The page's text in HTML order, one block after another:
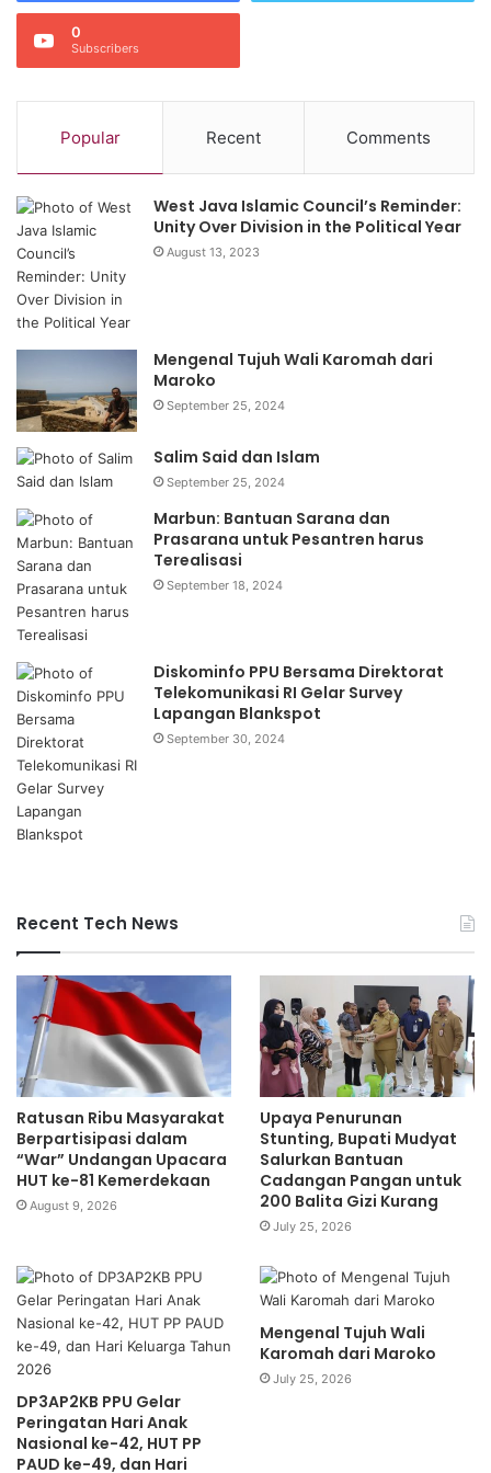
0
Subscribers
Popular Recent Comments
West Java Islamic Council’s Reminder:
Unity Over Division in the Political Year
August 13, 2023
Mengenal Tujuh Wali Karomah dari
Maroko
September 25, 2024
Salim Said dan Islam
September 25, 2024
Marbun: Bantuan Sarana dan
Prasarana untuk Pesantren harus
Terealisasi
September 18, 2024
Diskominfo PPU Bersama Direktorat
Telekomunikasi RI Gelar Survey
Lapangan Blankspot
September 30, 2024
Recent Tech News
Ratusan Ribu Masyarakat
Berpartisipasi dalam
“War” Undangan Upacara
HUT ke-81 Kemerdekaan
August 9, 2026
Upaya Penurunan
Stunting, Bupati Mudyat
Salurkan Bantuan
Cadangan Pangan untuk
200 Balita Gizi Kurang
July 25, 2026
DP3AP2KB PPU Gelar
Peringatan Hari Anak
Nasional ke-42, HUT PP
PAUD ke-49, dan Hari
Mengenal Tujuh Wali
Karomah dari Maroko
July 25, 2026